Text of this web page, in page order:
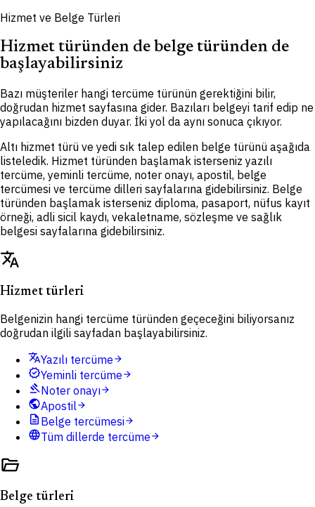
Hizmet ve Belge Türleri
Hizmet türünden de belge türünden de
başlayabilirsiniz
Bazı müşteriler hangi tercüme türünün gerektiğini bilir,
doğrudan hizmet sayfasına gider. Bazıları belgeyi tarif edip ne
yapılacağını bizden duyar. İki yol da aynı sonuca çıkıyor.
Altı hizmet türü ve yedi sık talep edilen belge türünü aşağıda
listeledik. Hizmet türünden başlamak isterseniz yazılı
tercüme, yeminli tercüme, noter onayı, apostil, belge
tercümesi ve tercüme dilleri sayfalarına gidebilirsiniz. Belge
türünden başlamak isterseniz diploma, pasaport, nüfus kayıt
örneği, adli sicil kaydı, vekaletname, sözleşme ve sağlık
belgesi sayfalarına gidebilirsiniz.
translate
Hizmet türleri
Belgenizin hangi tercüme türünden geçeceğini biliyorsanız
doğrudan ilgili sayfadan başlayabilirsiniz.
translateYazılı tercümearrow_forward
verifiedYeminli tercümearrow_forward
gavelNoter onayıarrow_forward
publicApostilarrow_forward
description Belge tercümesiarrow_forward
languageTüm dillerde tercümearrow_forward
folder_open
Belge türleri